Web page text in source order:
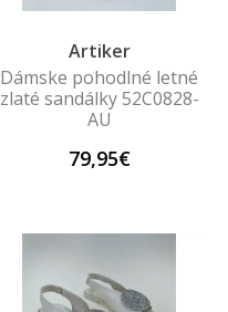
Artiker
Dámske pohodlné letné
zlaté sandálky 52C0828-
AU
79,95€